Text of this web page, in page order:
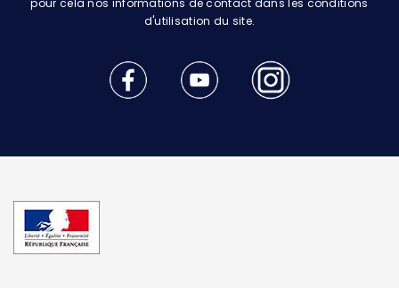
pour cela nos informations de contact dans les conditions
d'utilisation du site.